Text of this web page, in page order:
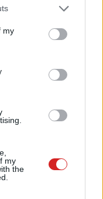
or more Google
You may click to
third-party tags to
in below Google
my
my
the
eltérés nem